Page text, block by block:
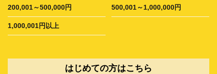
200,001～500,000円 500,001～1,000,000円
1,000,001円以上
はじめての方はこちら